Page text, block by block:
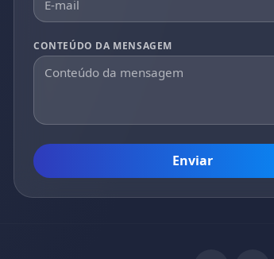
CONTEÚDO DA MENSAGEM
Enviar